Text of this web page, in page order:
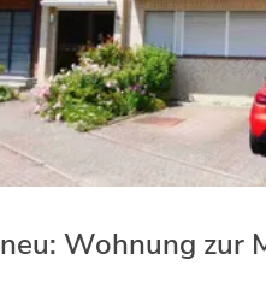
Wohnung zur